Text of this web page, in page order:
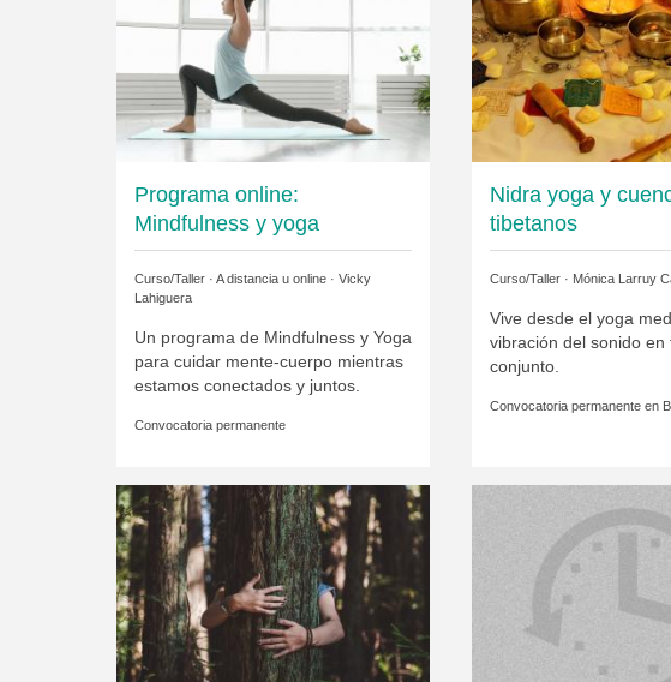
Programa online:
Mindfulness y yoga
Curso/Taller · A distancia u online · Vicky
Lahiguera
Un programa de Mindfulness y Yoga
para cuidar mente-cuerpo mientras
estamos conectados y juntos.
Convocatoria permanente
Nidra yoga y
tibetanos
Curso/Taller · Mónica Larruy
Vive desde el yoga
vibración del sonido en
conjunto.
Convocatoria permanente en